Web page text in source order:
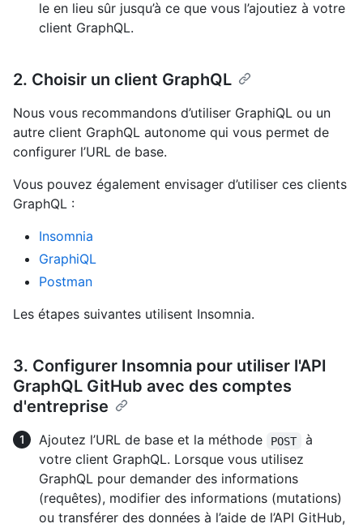
le en lieu sûr jusqu’à ce que vous l’ajoutiez à votre
client GraphQL.
2. Choisir un client GraphQL
Nous vous recommandons d’utiliser GraphiQL ou un
autre client GraphQL autonome qui vous permet de
configurer l’URL de base.
Vous pouvez également envisager d’utiliser ces clients
GraphQL :
Insomnia
GraphiQL
Postman
Les étapes suivantes utilisent Insomnia.
3. Configurer Insomnia pour utiliser l'API
GraphQL GitHub avec des comptes
d'entreprise
Ajoutez l’URL de base et la méthode POST
à
votre client GraphQL. Lorsque vous utilisez
GraphQL pour demander des informations
(requêtes), modifier des informations (mutations)
ou transférer des données à l’aide de l’API GitHub,